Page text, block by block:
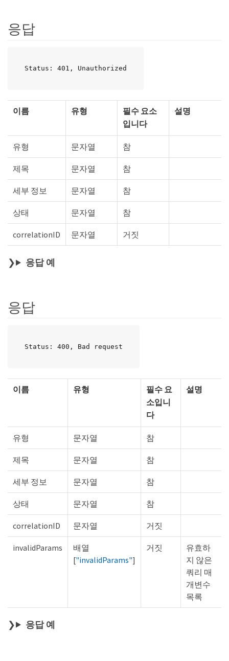
응답
Status: 401, Unauthorized
이름 유형
필수 요소
입니다
설명
유형 문자열 참
제목 문자열 참
세부 정보 문자열 참
상태 문자열 참
correlationID 문자열 거짓
응답 예
응답
Status: 400, Bad request
이름 유형
필수 요
소입니
다
설명
유형 문자열 참
제목 문자열 참
세부 정보 문자열 참
상태 문자열 참
correlationID 문자열 거짓
invalidParams
배열
["invalidParams"]
거짓
유효하
지 않은
쿼리 매
개변수
목록
응답 예